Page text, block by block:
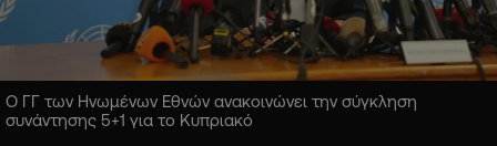
Ο ΓΓ των Ηνωμένων Εθνών ανακοινώνει την σύγκληση
συνάντησης 5+1 για το Κυπριακό